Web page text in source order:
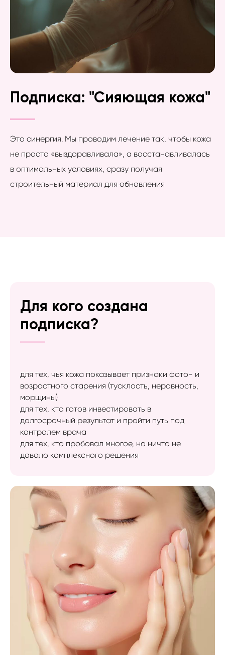
Подписка: "Сияющая кожа"
Это синергия. Мы проводим лечение так, чтобы кожа
не просто «выздоравливала», а восстанавливалась
в оптимальных условиях, сразу получая
строительный материал для обновления
Для кого создана
подписка?
для тех, чья кожа показывает признаки фото- и
возрастного старения (тусклость, неровность,
морщины)
для тех, кто готов инвестировать в
долгосрочный результат и пройти путь под
контролем врача
для тех, кто пробовал многое, но ничто не
давало комплексного решения